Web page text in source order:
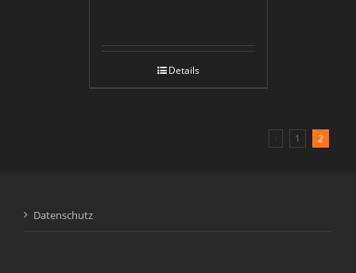
Details
1 2
Datenschutz